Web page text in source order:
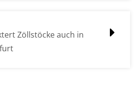
Zöllstöcke auch in